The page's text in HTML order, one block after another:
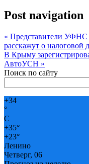
Post navigation
« Представители УФНС
расскажут о
В Крыму
АвтоУСН »
Поиск по сайту
+34
°
C
+35°
+23°
Ленино
Четверг, 06